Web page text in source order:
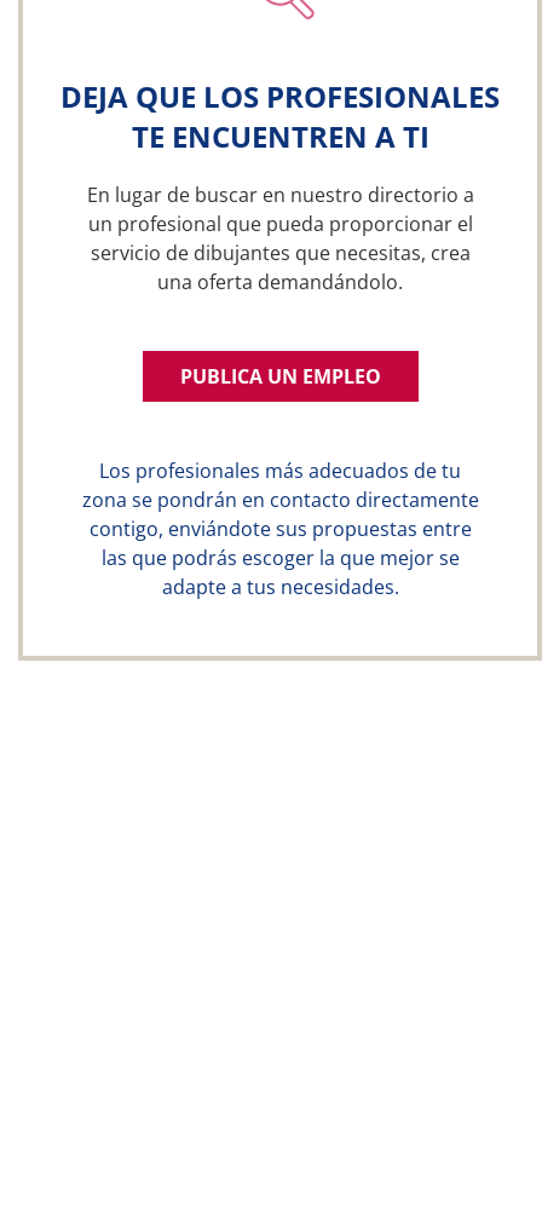
DEJA QUE LOS PROFESIONALES
TE ENCUENTREN A TI
En lugar de buscar en nuestro directorio a
un profesional que pueda proporcionar el
servicio de dibujantes que necesitas, crea
una oferta demandándolo.
PUBLICA UN EMPLEO
Los profesionales más adecuados de tu
zona se pondrán en contacto directamente
contigo, enviándote sus propuestas entre
las que podrás escoger la que mejor se
adapte a tus necesidades.